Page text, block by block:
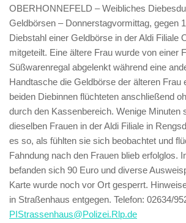
OBERHONNEFELD – Weibliches
Geldbörsen – Donnerstagvormittag, gegen
Diebstahl einer Geldbörse in der Aldi Filiale
mitgeteilt. Eine ältere Frau wurde von einer
Süßwarenregal abgelenkt während eine
Handtasche die Geldbörse der älteren Frau
beiden Diebinnen flüchteten anschließend
durch den Kassenbereich. Wenige Minuten
dieselben Frauen in der Aldi Filiale in
es so, als fühlten sie sich beobachtet und
Fahndung nach den Frauen blieb erfolglos.
befanden sich 90 Euro und diverse
Karte wurde noch vor Ort gesperrt.
in Straßenhaus entgegen. Telefon: 02634/
PIStrassenhaus@Polizei.Rlp.de